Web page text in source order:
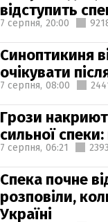
відступить
7 серпня, 20:00
Синоптикиня
очікувати
7 серпня, 08:00
Грози
сильної
7 серпня, 06:21 2393
Спека почне
розповіли,
Україні